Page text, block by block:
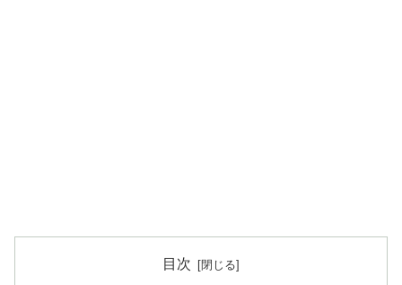
目次